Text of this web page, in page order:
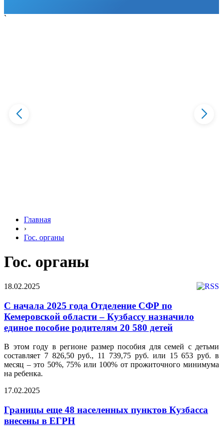
`
Главная
›
Гос. органы
Гос. органы
18.02.2025
С начала 2025 года Отделение СФР по
Кемеровской области – Кузбассу назначило
единое пособие родителям 20 580 детей
В этом году в регионе размер пособия для семей с детьми
составляет 7 826,50 руб., 11 739,75 руб. или 15 653 руб. в
месяц – это 50%, 75% или 100% от прожиточного минимума
на ребенка.
17.02.2025
Границы еще 48 населенных пунктов Кузбасса
внесены в ЕГРН